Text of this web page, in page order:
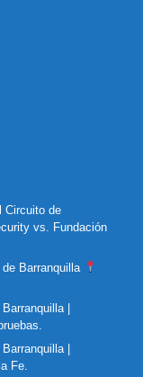
Circuito de
vs. Fundación
Barranquilla
|
|
Fe.